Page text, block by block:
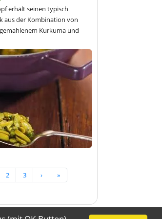
erhält seinen typisch
aus der Kombination von
Kurkuma und
2 3 › »